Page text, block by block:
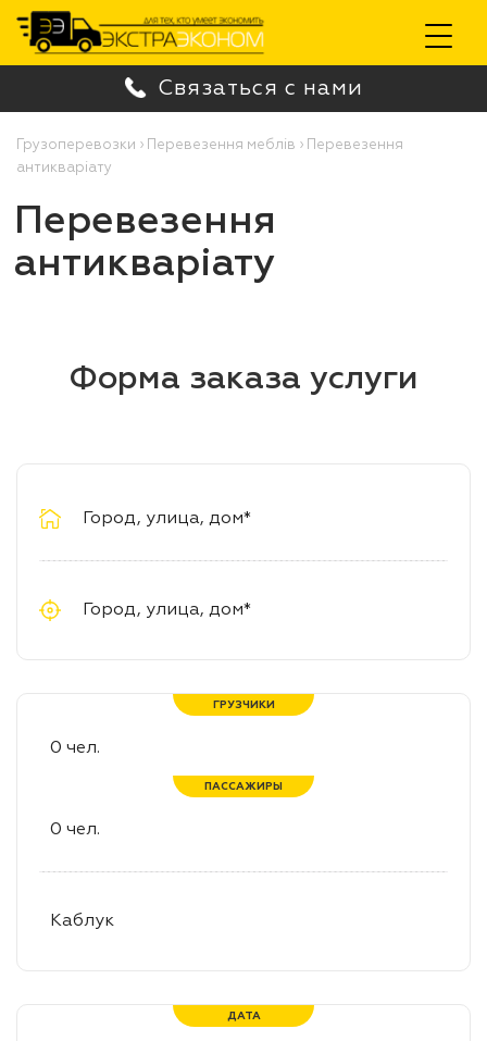
Toggle
navigation
Связаться с нами
Грузоперевозки › Перевезення меблів ›
Перевезення
антикваріату
Перевезення
антикваріату
Форма заказа услуги
ГРУЗЧИКИ
ПАССАЖИРЫ
ДАТА